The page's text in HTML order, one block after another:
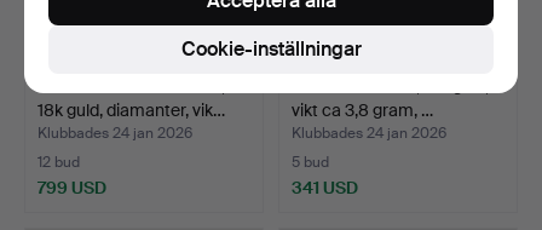
18k guld, diamanter, vik…
Klubbades 24 jan 2026
12 bud
799 USD
vikt ca 3,8 gram, …
Klubbades 24 jan 2026
5 bud
341 USD
Cookie-inställningar